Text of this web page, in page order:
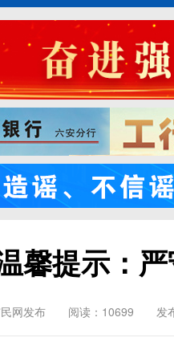
馨提示：
网发布 阅读：10699 发